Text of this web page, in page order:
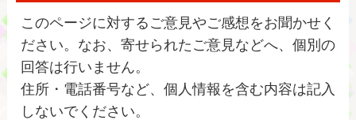
このページに対するご意見やご感想をお聞かせく
ださい。なお、寄せられたご意見などへ、個別の
回答は行いません。
住所・電話番号など、個人情報を含む内容は記入
しないでください。